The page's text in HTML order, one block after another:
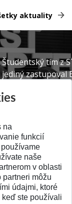
aktuality
Študentský tím z
jediný zastupoval
Publikované
na
funkcií
naše
v oblasti
môžu
údajmi, ktoré
ste používali